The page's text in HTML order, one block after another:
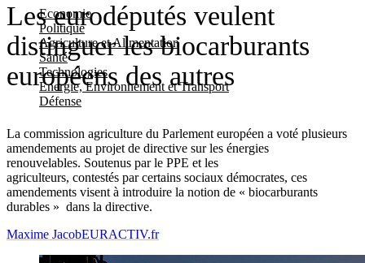
Economie
Politique
Agriculture et Alimentation
Santé
Technologies
Energie, Environnement et Transport
Défense
Les eurodéputés veulent
distinguer les biocarburants
européens des autres
La commission agriculture du Parlement européen a voté plusieurs
amendements au projet de directive sur les énergies
renouvelables. Soutenus par le PPE et les
agriculteurs, contestés par certains sociaux démocrates, ces
amendements visent à introduire la notion de « biocarburants
durables » dans la directive.
Maxime JacobEURACTIV.fr